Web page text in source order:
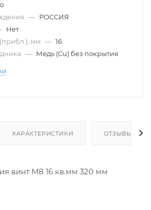
— РОССИЯ
Нет
мм — 16
— Медь (Cu) без покрытия
ХАРАКТЕРИСТИКИ ОТЗЫВЫ
винт М8 16 кв.мм 320 мм